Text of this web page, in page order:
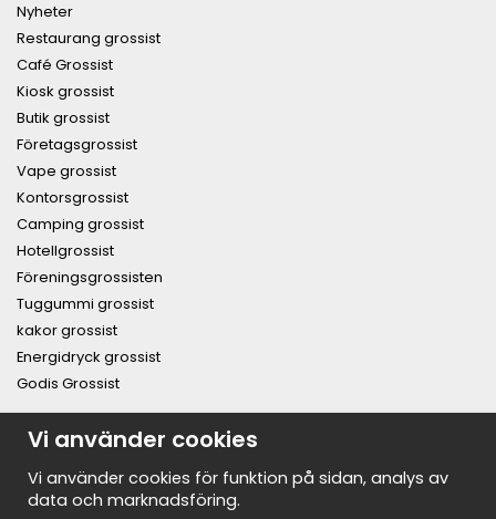
Nyheter
Restaurang grossist
Café Grossist
Kiosk grossist
Butik grossist
Företagsgrossist
Vape grossist
Kontorsgrossist
Camping grossist
Hotellgrossist
Föreningsgrossisten
Tuggummi grossist
kakor grossist
Energidryck grossist
Godis Grossist
PRENUMERERA PÅ NYHETSBREVET FÖR VÅRA BÄSTA
ERBJUDANDEN OCH NYHETER!
E-
postadress
Vi använder cookies
Vi använder cookies för funktion på sidan, analys av
data och marknadsföring.